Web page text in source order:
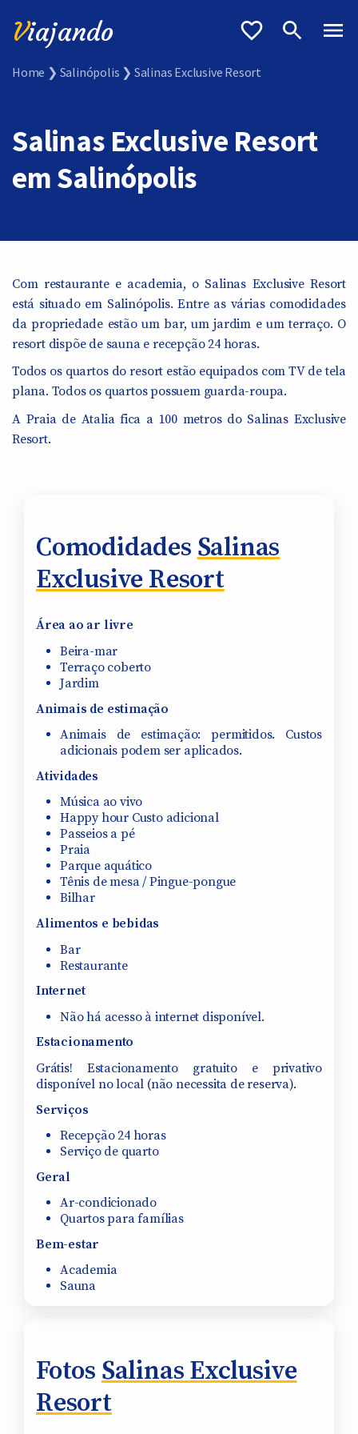
Viajando
Home ❯ Salinópolis ❯ Salinas Exclusive Resort
Salinas Exclusive Resort
em Salinópolis
Com restaurante e academia, o Salinas Exclusive Resort
está situado em Salinópolis. Entre as várias comodidades
da propriedade estão um bar, um jardim e um terraço. O
resort dispõe de sauna e recepção 24 horas.
Todos os quartos do resort estão equipados com TV de tela
plana. Todos os quartos possuem guarda-roupa.
A Praia de Atalia fica a 100 metros do Salinas Exclusive
Resort.
ComodidadesSalinas
Exclusive Resort
Área ao ar livre
Beira-mar
Terraço coberto
Jardim
Animais de estimação
Animais de estimação: permitidos. Custos
adicionais podem ser aplicados.
Atividades
Música ao vivo
Happy hour Custo adicional
Passeios a pé
Praia
Parque aquático
Tênis de mesa / Pingue-pongue
Bilhar
Alimentos e bebidas
Bar
Restaurante
Internet
Não há acesso à internet disponível.
Estacionamento
Grátis! Estacionamento gratuito e privativo
disponível no local (não necessita de reserva).
Serviços
Recepção 24 horas
Serviço de quarto
Geral
Ar-condicionado
Quartos para famílias
Bem-estar
Academia
Sauna
FotosSalinas Exclusive
Resort